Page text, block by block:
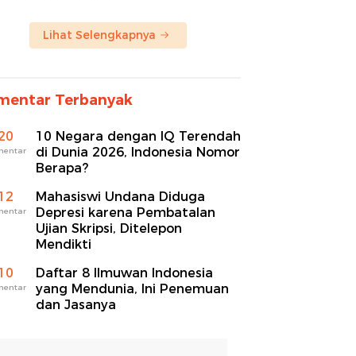
Lihat Selengkapnya
Terbanyak
10 Negara dengan IQ Terendah
di Dunia 2026, Indonesia Nomor
Berapa?
Mahasiswi Undana Diduga
Depresi karena Pembatalan
Ujian Skripsi, Ditelepon
Mendikti
Daftar 8 Ilmuwan Indonesia
yang Mendunia, Ini Penemuan
dan Jasanya